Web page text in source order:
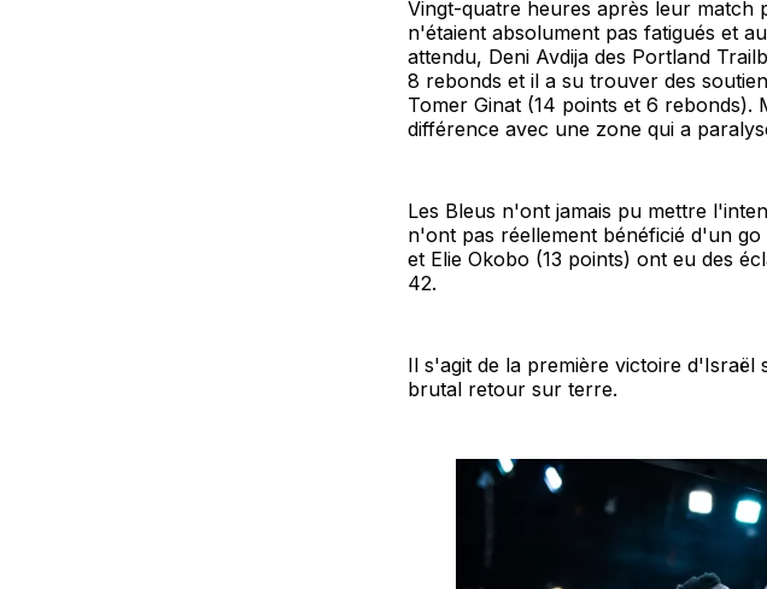
Vingt-quatre heures après leur match
n'étaient absolument pas fatigués et
attendu, Deni Avdija des Portland
8 rebonds et il a su trouver des
Tomer Ginat (14 points et 6
différence avec une zone qui a
Les Bleus n'ont jamais pu mettre
n'ont pas réellement bénéficié d'un
et Elie Okobo (13 points) ont eu des
42.
Il s'agit de la première victoire d'Israël
brutal retour sur terre.